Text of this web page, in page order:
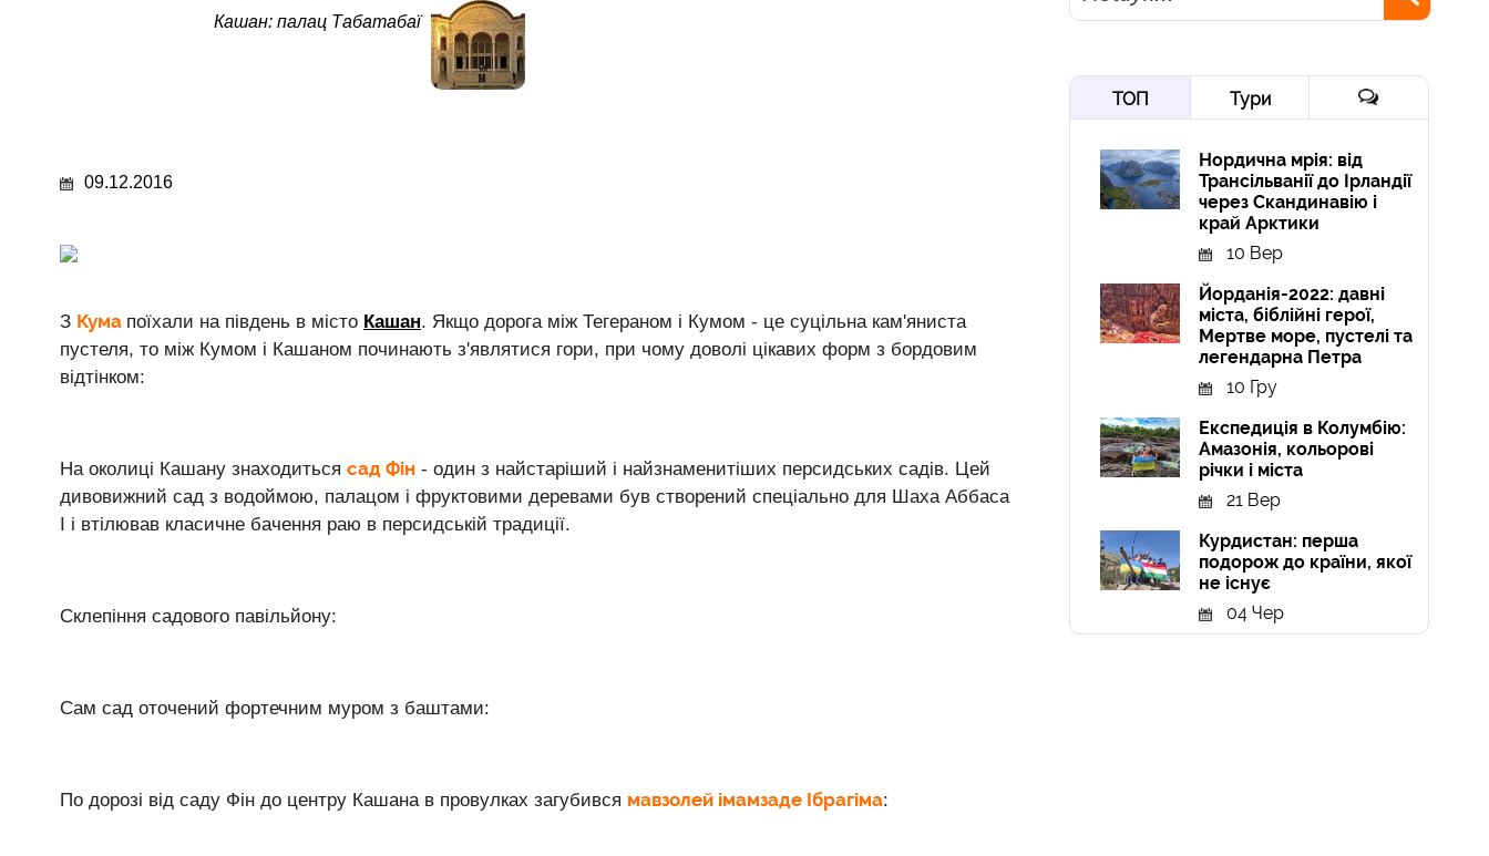
Кашан: палац Табатабаї
09.12.2016
З Кума поїхали на південь в місто Кашан. Якщо дорога між Тегераном і Кумом - це суцільна кам'яниста
пустеля, то між Кумом і Кашаном починають з'являтися гори, при чому доволі цікавих форм з бордовим
відтінком:
На околиці Кашану знаходиться сад Фін - один з найстаріший і найзнаменитіших персидських садів. Цей
дивовижний сад з водоймою, палацом і фруктовими деревами був створений спеціально для Шаха Аббаса
I і втілював класичне бачення раю в персидській традиції.
Склепіння садового павільйону:
Сам сад оточений фортечним муром з баштами:
По дорозі від саду Фін до центру Кашана в провулках загубився мавзолей імамзаде Ібрагіма:
ТОП Тури
Нордична мрія: від
Трансільванії до Ірландії
через Скандинавію і
край Арктики
10 Вер
Йорданія-2022: давні
міста, біблійні герої,
Мертве море, пустелі та
легендарна Петра
10 Гру
Експедиція в Колумбію:
Амазонія, кольорові
річки і міста
21 Вер
Курдистан: перша
подорож до країни, якої
не існує
04 Чер